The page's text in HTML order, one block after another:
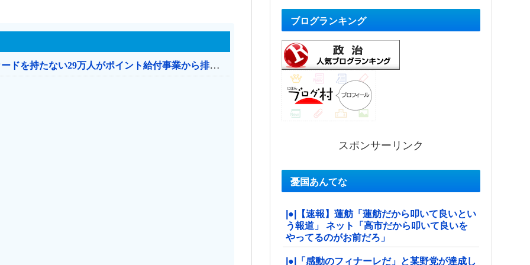
共産党「これは酷い…京都市でマイナンバーカードを持たない29万人がポイント給付事業から排除された」
ブログランキング
スポンサーリンク
憂国あんてな
|●|【速報】蓮舫「蓮舫だから叩いて良いとい
う報道」 ネット「高市だから叩いて良いを
やってるのがお前だろ」
|●|「感動のフィナーレだ」と某野党が達成し